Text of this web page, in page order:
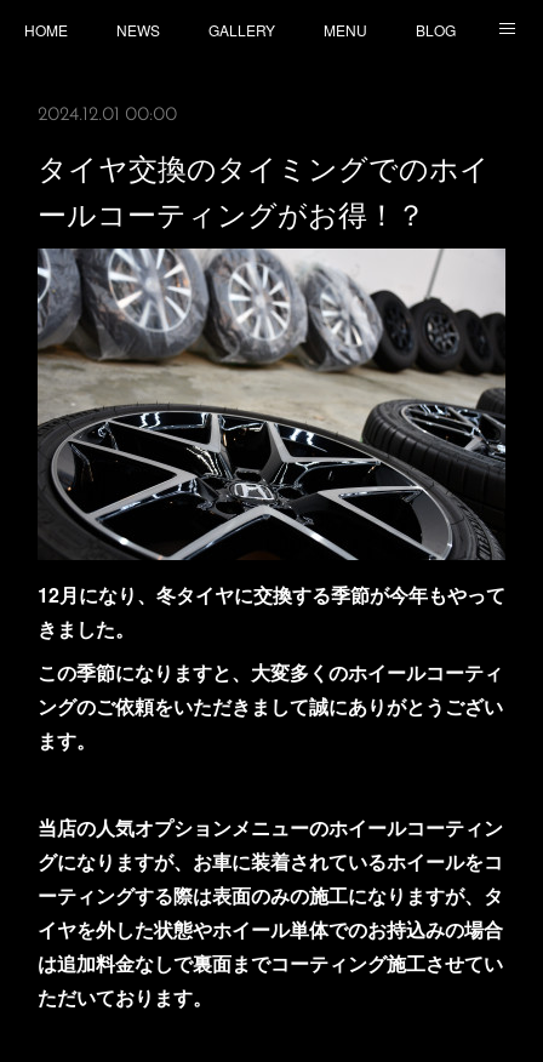
HOME NEWS GALLERY MENU BLOG
2024.12.01 00:00
タイヤ交換のタイミングでのホイ
ールコーティングがお得！？
12月になり、冬タイヤに交換する季節が今年もやって
きました。
この季節になりますと、大変多くのホイールコーティ
ングのご依頼をいただきまして誠にありがとうござい
ます。
当店の人気オプションメニューのホイールコーティン
グになりますが、お車に装着されているホイールをコ
ーティングする際は表面のみの施工になりますが、タ
イヤを外した状態やホイール単体でのお持込みの場合
は追加料金なしで裏面までコーティング施工させてい
ただいております。